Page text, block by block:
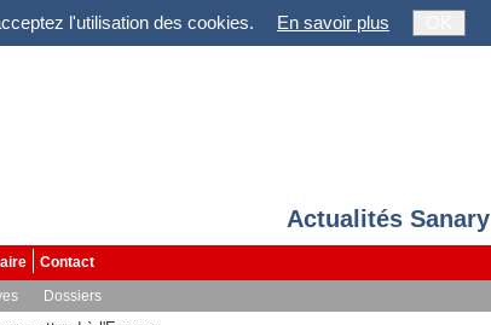
l'utilisation des cookies. En savoir plus
Actualités Sanary
Contact
Dossiers